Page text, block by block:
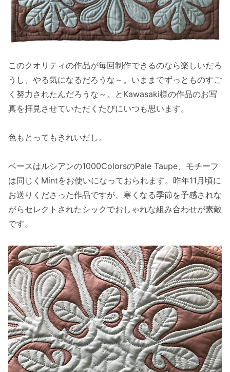
このクオリティの作品が毎回制作できるのなら楽しいだろ
うし、やる気になるだろうな～。いままでずっとものすご
く努力されたんだろうな～。とKawasaki様の作品のお写
真を拝見させていただくたびにいつも思います。
色もとってもきれいだし。
ベースはルシアンの1000ColorsのPale Taupe、モチーフ
は同じくMintをお使いになっておられます。昨年11月頃に
お送りくださった作品ですが、寒くなる季節を予感されな
がらセレクトされたシックでおしゃれな組み合わせが素敵
です。